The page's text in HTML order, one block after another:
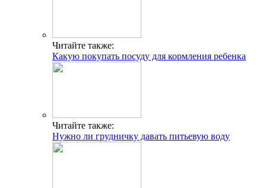
Читайте также:
Какую покупать посуду для кормления ребенка
Читайте также:
Нужно ли грудничку давать питьевую воду